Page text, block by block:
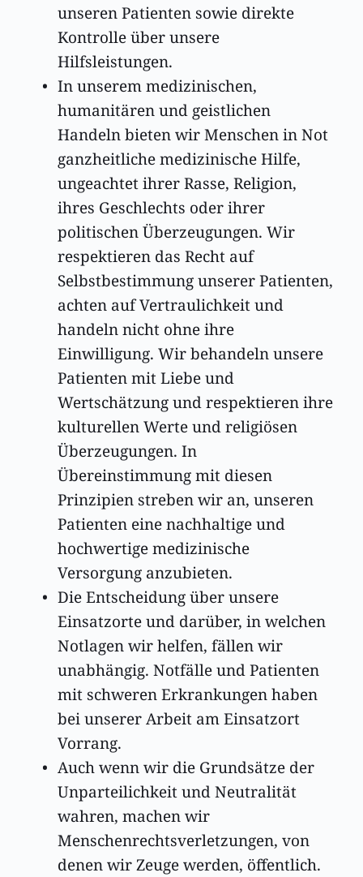
unseren Patienten sowie direkte
Kontrolle über unsere
Hilfsleistungen.
In unserem medizinischen,
humanitären und geistlichen
Handeln bieten wir Menschen in Not
ganzheitliche medizinische Hilfe,
ungeachtet ihrer Rasse, Religion,
ihres Geschlechts oder ihrer
politischen Überzeugungen. Wir
respektieren das Recht auf
Selbstbestimmung unserer Patienten,
achten auf Vertraulichkeit und
handeln nicht ohne ihre
Einwilligung. Wir behandeln unsere
Patienten mit Liebe und
Wertschätzung und respektieren ihre
kulturellen Werte und religiösen
Überzeugungen. In
Übereinstimmung mit diesen
Prinzipien streben wir an, unseren
Patienten eine nachhaltige und
hochwertige medizinische
Versorgung anzubieten.
Die Entscheidung über unsere
Einsatzorte und darüber, in welchen
Notlagen wir helfen, fällen wir
unabhängig. Notfälle und Patienten
mit schweren Erkrankungen haben
bei unserer Arbeit am Einsatzort
Vorrang.
Auch wenn wir die Grundsätze der
Unparteilichkeit und Neutralität
wahren, machen wir
Menschenrechtsverletzungen, von
denen wir Zeuge werden, öffentlich.